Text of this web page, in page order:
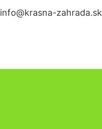
info@krasna-zahrada.sk